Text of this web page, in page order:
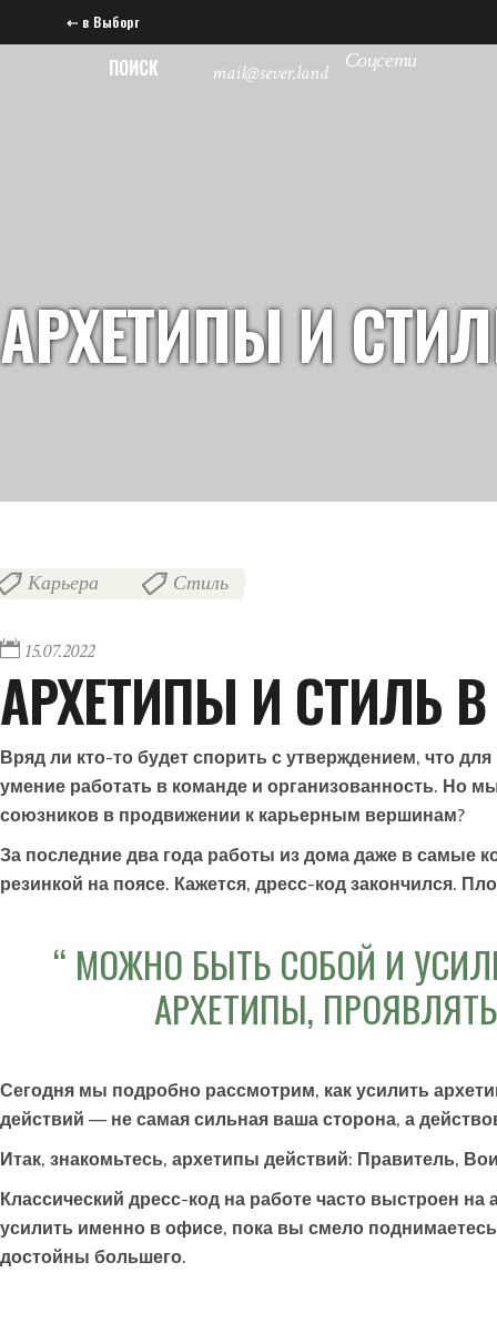
⇠ в Выборг
ПОИСК mail@sever.land Соцсети
АРХЕТИПЫ И
Карьера Стиль
15.07.2022
АРХЕТИПЫ И СТИЛЬ В
Вряд ли кто-то будет спорить с утверждением, что
умение работать в команде и организованность. Но
союзников в продвижении к карьерным вершинам?
За последние два года работы из дома даже в
резинкой на поясе. Кажется, дресс-код закончился.
МОЖНО БЫТЬ СОБОЙ И
АРХЕТИПЫ,
Сегодня мы подробно рассмотрим, как усилить
действий — не самая сильная ваша сторона, а
Итак, знакомьтесь, архетипы действий: Правитель,
Классический дресс-код на работе часто выстроен на
усилить именно в офисе, пока вы смело
достойны большего.